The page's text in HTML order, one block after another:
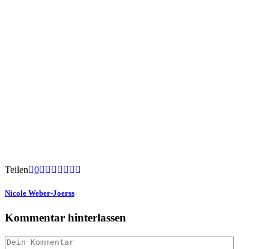
Teilen 0
Nicole Weber-Joerss
Kommentar hinterlassen